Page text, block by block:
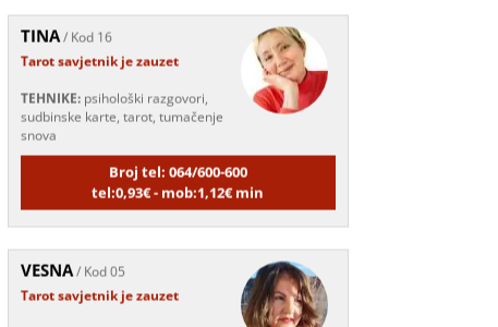
Tarot savjetnik je zauzet
TEHNIKE:psihološki razgovori,
snova
tel:0,93€ - mob:1,12€ min
Tarot savjetnik je zauzet
TEHNIKE:numerologija,